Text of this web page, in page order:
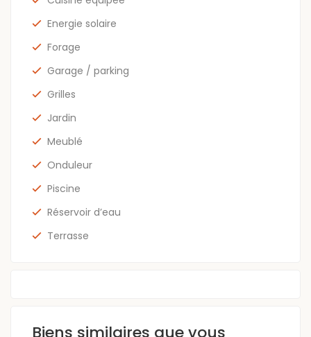
Energie solaire
Forage
Garage / parking
Grilles
Jardin
Meublé
Onduleur
Piscine
Réservoir d’eau
Terrasse
Biens similaires que vous